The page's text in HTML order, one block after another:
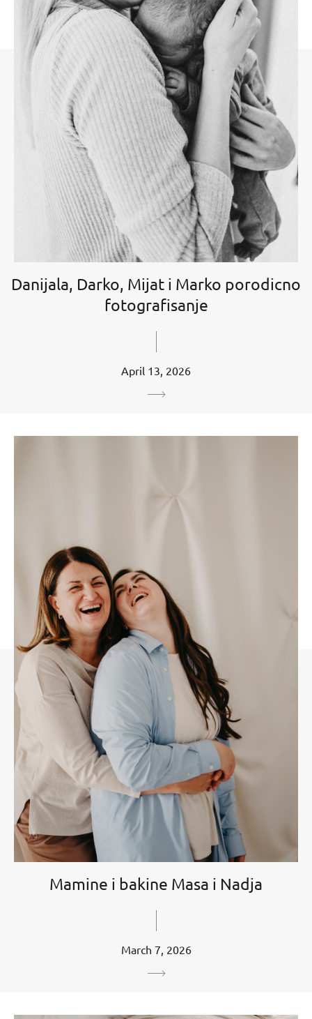
Danijala, Darko, Mijat i Marko porodicno
fotografisanje
April 13, 2026
Mamine i bakine Masa i Nadja
March 7, 2026